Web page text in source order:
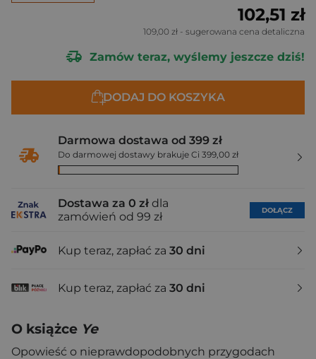
102,51 zł
109,00 zł - sugerowana cena detaliczna
Zamów teraz, wyślemy jeszcze dziś!
DODAJ DO KOSZYKA
Darmowa dostawa od 399 zł
Do darmowej dostawy brakuje Ci 399,00 zł
Dostawa za 0 zł dla
zamówień od 99 zł
DOŁĄCZ
Kup teraz, zapłać za 30 dni
Kup teraz, zapłać za 30 dni
O książce Ye
Opowieść o nieprawdopodobnych przygodach